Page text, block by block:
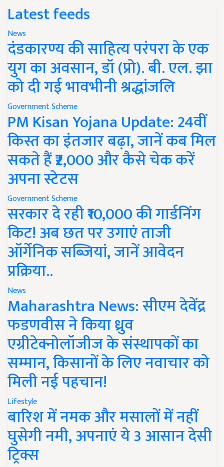
Latest feeds
News
दंडकारण्य की साहित्य परंपरा के एक
युग का अवसान, डॉ (प्रो). बी. एल. झा
को दी गई भावभीनी श्रद्धांजलि
Government Scheme
PM Kisan Yojana Update: 24वीं
किस्त का इंतजार बढ़ा, जानें कब मिल
सकते हैं ₹2,000 और कैसे चेक करें
अपना स्टेटस
Government Scheme
सरकार दे रही ₹10,000 की गार्डनिंग
किट! अब छत पर उगाएं ताजी
ऑर्गेनिक सब्जियां, जानें आवेदन
प्रक्रिया..
News
Maharashtra News: सीएम देवेंद्र
फडणवीस ने किया ध्रुव
एग्रीटेक्नोलॉजीज के संस्थापकों का
सम्मान, किसानों के लिए नवाचार को
मिली नई पहचान!
Lifestyle
बारिश में नमक और मसालों में नहीं
घुसेगी नमी, अपनाएं ये 3 आसान देसी
ट्रिक्स